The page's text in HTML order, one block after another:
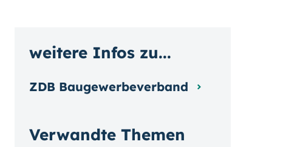
Verwandte Themen
weitere Infos zu...
ZDB Baugewerbeverband